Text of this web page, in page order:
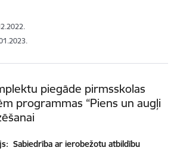
piegāde pirmsskolas
programmas “Piens un augļi
Sabiedrība ar ierobežotu atbildību